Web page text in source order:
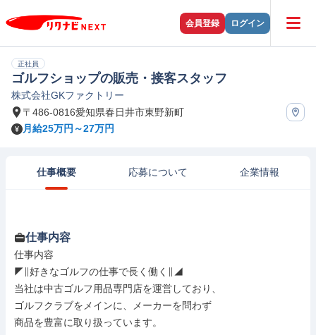
会員登録 ログイン
正社員
ゴルフショップの販売・接客スタッフ
株式会社GKファクトリー
〒486-0816愛知県春日井市東野新町
月給25万円～27万円
仕事概要 応募について 企業情報
仕事内容
仕事内容
◤∥好きなゴルフの仕事で長く働く∥◢
当社は中古ゴルフ用品専門店を運営しており、
ゴルフクラブをメインに、メーカーを問わず
商品を豊富に取り扱っています。